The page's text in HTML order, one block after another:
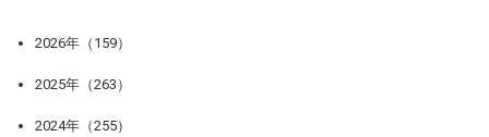
2026年（159）
2025年（263）
2024年（255）